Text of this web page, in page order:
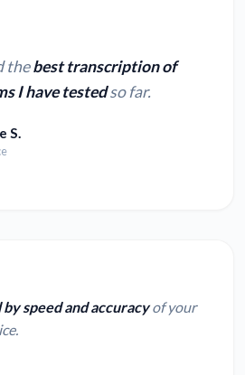
thebest transcription of
I have testedso far.
S.
by speed and accuracyof your